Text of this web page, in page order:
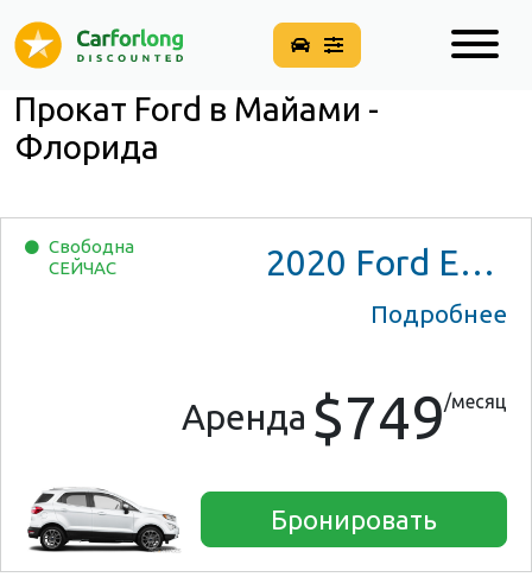
Прокат Ford в Майами -
Флорида
Свободна
СЕЙЧАС
2020 Ford EcoSport
Подробнее
Аренда $749/месяц
Бронировать